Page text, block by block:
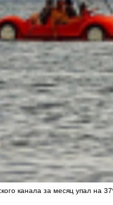
канала за месяц упал на